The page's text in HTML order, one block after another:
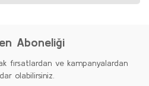
Aboneliği
fırsatlardan ve kampanyalardan
olabilirsiniz.